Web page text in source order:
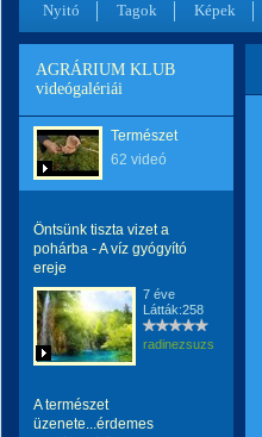
Nyitó Tagok Képek
AGRÁRIUM KLUB
videógalériái
Természet
62 videó
Öntsünk tiszta vizet a
pohárba - A víz gyógyító
ereje
7 éve
Látták:258
radinezsuzsa
A természet
üzenete...érdemes